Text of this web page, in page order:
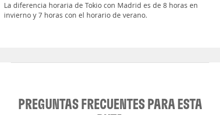
La diferencia horaria de Tokio con Madrid es de 8 horas en
invierno y 7 horas con el horario de verano.
PREGUNTAS FRECUENTES PARA ESTA